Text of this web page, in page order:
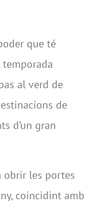
que té
temporada
al verd de
de
d’un gran
obrir les portes
coincidint amb